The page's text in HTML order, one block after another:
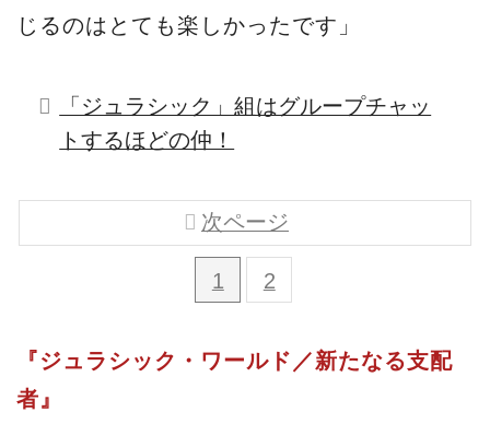
じるのはとても楽しかったです」
「ジュラシック」組はグループチャッ
トするほどの仲！
1 2
次ページ
『ジュラシック・ワールド／新たなる支配
者』